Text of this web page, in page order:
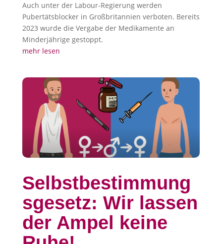
Auch unter der Labour-Regierung werden
Pubertätsblocker in Großbritannien verboten. Bereits
2023 wurde die Vergabe der Medikamente an
Minderjährige gestoppt.
mehr lesen
Selbstbestimmung
sgesetz: Wir lassen
der Ampel keine